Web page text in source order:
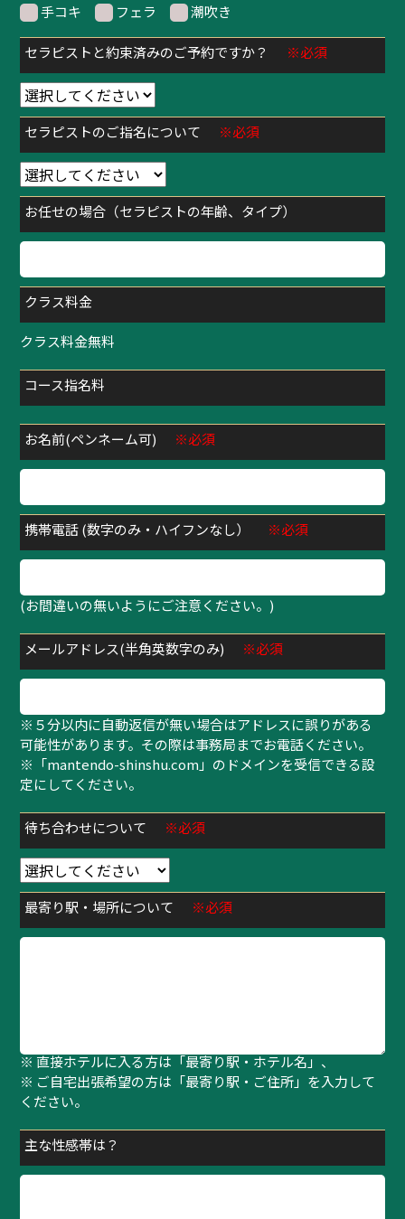
手コキ
フェラ 潮吹き
セラピストと約束済みのご予約ですか？ ※必須
セラピストのご指名について ※必須
お任せの場合（セラピストの年齢、タイプ）
クラス料金
クラス料金無料
コース指名料
お名前(ペンネーム可) ※必須
携帯電話 (数字のみ・ハイフンなし） ※必須
(お間違いの無いようにご注意ください。)
メールアドレス(半角英数字のみ) ※必須
※５分以内に自動返信が無い場合はアドレスに誤りがある
可能性があります。その際は事務局までお電話ください。
※「mantendo-shinshu.com」のドメインを受信できる設
定にしてください。
待ち合わせについて ※必須
最寄り駅・場所について ※必須
※ 直接ホテルに入る方は「最寄り駅・ホテル名」、
※ ご自宅出張希望の方は「最寄り駅・ご住所」を入力して
ください。
主な性感帯は？